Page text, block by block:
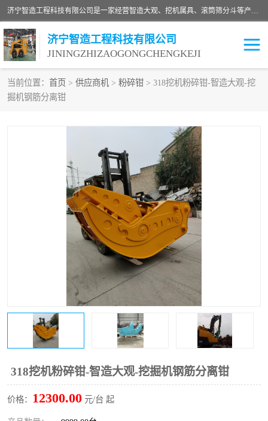
济宁智造工程科技有限公司是一家经营智造大观、挖机属具、滚筒筛分斗等产品的滑移装载机厂家。济宁智造工程科技有限公司奉行以质量赢得用户，诚信为本，互利共赢的宗旨，依靠雄厚的技术力量，科学的管理制度，先进的加工检测设备，始终坚持以客户为中心，免费咨询！
济宁智造工程科技有限公司
JININGZHIZAOGONGCHENGKEJI
当前位置： 首页 > 供应商机 > 粉碎钳 > 318挖机粉碎钳-智造大观-挖
掘机钢筋分离钳
318挖机粉碎钳-智造大观-挖掘机钢筋分离钳
价格： 12300.00 元/台 起
振动夯
移动破碎机
粉碎钳
土壤修复
开沟机
破碎机
压路机
滑移装载机
清扫器
挖树机 拓荒机
滚筒筛